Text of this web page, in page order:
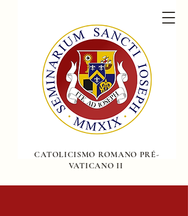
CATOLICISMO ROMANO PRÉ-
VATICANO II